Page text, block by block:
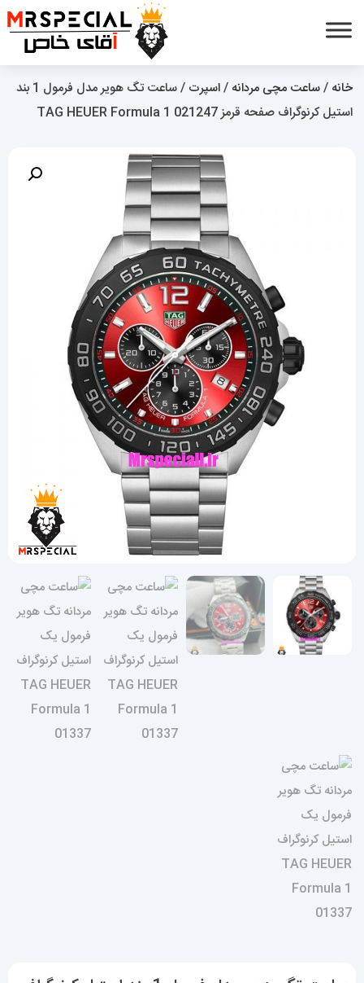
خانه /ساعت مچی مردانه /اسپرت
/ ساعت تگ هویر مدل فرمول 1 بند
استیل کرنوگراف صفحه قرمز TAG HEUER Formula 1 021247